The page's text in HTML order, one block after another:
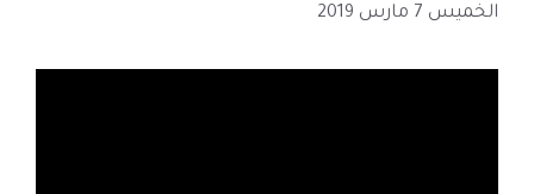
الخميس 7 مارس 2019